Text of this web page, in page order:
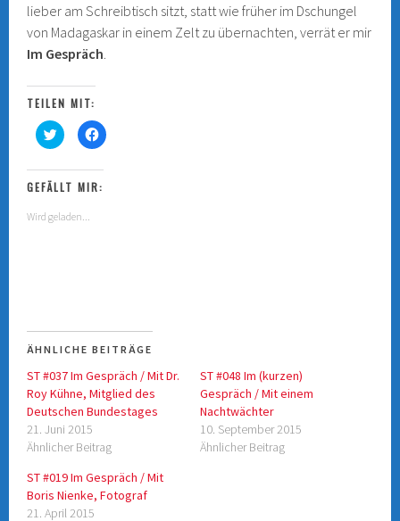
lieber am Schreibtisch sitzt, statt wie früher im Dschungel
von Madagaskar in einem Zelt zu übernachten, verrät er mir
Im Gespräch.
TEILEN MIT:
K
l
k
,
u
ü
z
u
t
i
l
e
n
(
W
i
r
i
n
n
e
u
K
l
k
,
u
z
u
t
i
l
e
n
(
i
r
i
n
n
GEFÄLLT MIR:
Wird geladen...
ÄHNLICHE BEITRÄGE
ST #037 Im Gespräch / Mit Dr.
Roy Kühne, Mitglied des
Deutschen Bundestages
21. Juni 2015
Ähnlicher Beitrag
ST #048 Im (kurzen)
Gespräch / Mit einem
Nachtwächter
10. September 2015
Ähnlicher Beitrag
ST #019 Im Gespräch / Mit
Boris Nienke, Fotograf
21. April 2015